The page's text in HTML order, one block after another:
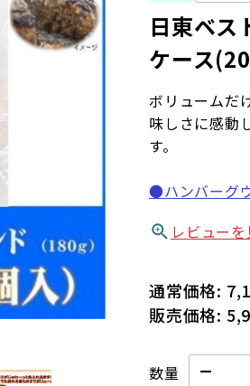
日東ベス
ケース
ボリュームだ
味しさに感動
す。
●ハンバーグ
レビューを
通常価格:
販売価格:
数量